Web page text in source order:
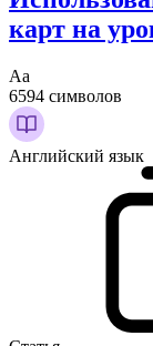
карт на
Аа
6594 символов
Английский язык